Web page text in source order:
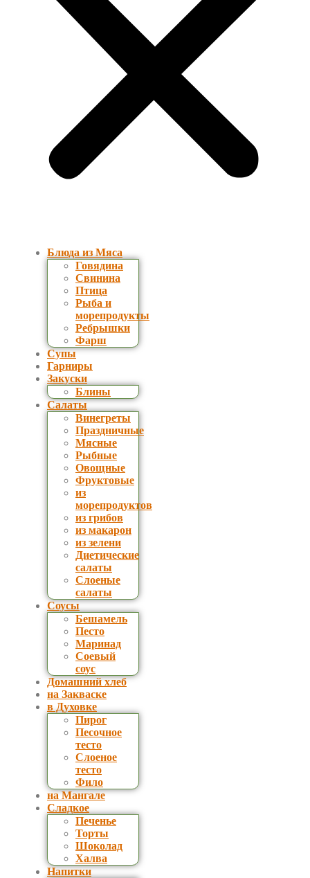
Блюда из Мяса
Говядина
Свинина
Птица
Рыба и
морепродукты
Ребрышки
Фарш
Супы
Гарниры
Закуски
Блины
Салаты
Винегреты
Праздничные
Мясные
Рыбные
Овощные
Фруктовые
из
морепродуктов
из грибов
из макарон
из зелени
Диетические
салаты
Слоеные
салаты
Соусы
Бешамель
Песто
Маринад
Соевый
соус
Домашний хлеб
на Закваске
в Духовке
Пирог
Песочное
тесто
Слоеное
тесто
Фило
на Мангале
Сладкое
Печенье
Торты
Шоколад
Халва
Напитки